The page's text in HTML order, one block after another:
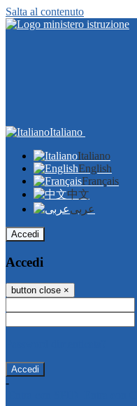
Salta al contenuto
Italiano
Italiano
English
Français
中文
عربى
Accedi
Accedi
button close ×
-